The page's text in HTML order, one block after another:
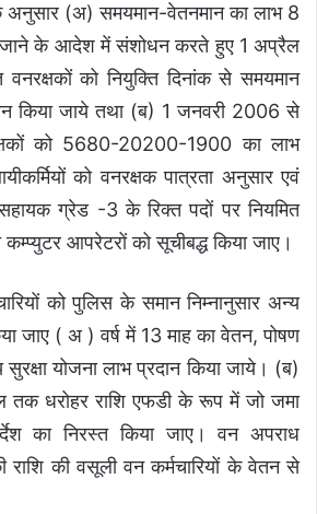
अनुसार (अ) समयमान-वेतनमान का लाभ 8
के आदेश में संशोधन करते हुए 1 अप्रैल
को नियुक्ति दिनांक से समयमान
किया जाये तथा (ब) 1 जनवरी 2006 से
को 5680-20200-1900 का लाभ
को वनरक्षक पात्रता अनुसार एवं
ग्रेड -3 के रिक्त पदों पर नियमित
आपरेटरों को सूचीबद्ध किया जाए।
को पुलिस के समान निम्नानुसार अन्य
जाए ( अ ) वर्ष में 13 माह का वेतन, पोषण
सुरक्षा योजना लाभ प्रदान किया जाये। (ब)
तक धरोहर राशि एफडी के रूप में जो जमा
का निरस्त किया जाए। वन अपराध
राशि की वसूली वन कर्मचारियों के वेतन से